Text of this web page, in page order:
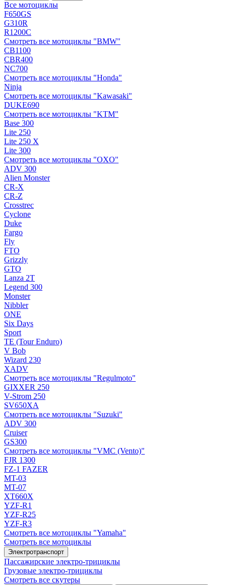
Все мотоциклы
F650GS
G310R
R1200C
Смотреть все мотоциклы "BMW"
CB1100
CBR400
NC700
Смотреть все мотоциклы "Honda"
Ninja
Смотреть все мотоциклы "Kawasaki"
DUKE690
Смотреть все мотоциклы "KTM"
Base 300
Lite 250
Lite 250 X
Lite 300
Смотреть все мотоциклы "OXO"
ADV 300
Alien Monster
CR-X
CR-Z
Crosstrec
Cyclone
Duke
Fargo
Fly
FTO
Grizzly
GTO
Lanza 2T
Legend 300
Monster
Nibbler
ONE
Six Days
Sport
TE (Tour Enduro)
V Bob
Wizard 230
XADV
Смотреть все мотоциклы "Regulmoto"
GIXXER 250
V-Strom 250
SV650XA
Смотреть все мотоциклы "Suzuki"
ADV 300
Cruiser
GS300
Смотреть все мотоциклы "VMC (Vento)"
FJR 1300
FZ-1 FAZER
MT-03
MT-07
XT660X
YZF-R1
YZF-R25
YZF-R3
Смотреть все мотоциклы "Yamaha"
Смотреть все мотоциклы
Электротранспорт
Пассажирские электро‑трициклы
Грузовые электро‑трициклы
Смотреть все скутеры